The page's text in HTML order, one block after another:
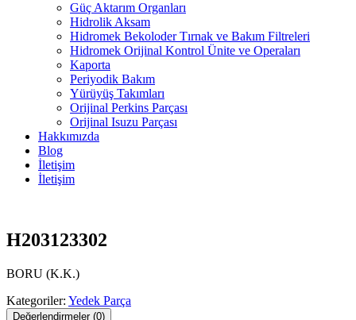
Güç Aktarım Organları
Hidrolik Aksam
Hidromek Bekoloder Tırnak ve Bakım Filtreleri
Hidromek Orijinal Kontrol Ünite ve Operaları
Kaporta
Periyodik Bakım
Yürüyüş Takımları
Orijinal Perkins Parçası
Orijinal Isuzu Parçası
Hakkımızda
Blog
İletişim
İletişim
H203123302
BORU (K.K.)
Kategoriler: Yedek Parça
Değerlendirmeler (0)